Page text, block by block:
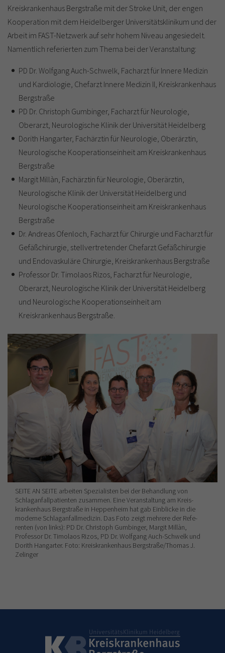
Kreiskrankenhaus Bergstraße mit der Stroke Unit, der engen
Kooperation mit dem Heidelberger Universitätsklinikum und der
Arbeit im FAST-Netzwerk auf sehr hohem Niveau angesiedelt.
Namentlich referierten zum Thema bei der Veranstaltung:
PD Dr. Wolfgang Auch-Schwelk, Facharzt für Innere Medizin
und Kardiologie, Chefarzt Innere Medizin II, Kreiskrankenhaus
Bergstraße
PD Dr. Christoph Gumbinger, Facharzt für Neurologie,
Oberarzt, Neurologische Klinik der Universität Heidelberg
Dorith Hangarter, Fachärztin für Neurologie, Oberärztin,
Neurologische Kooperationseinheit am Kreiskrankenhaus
Bergstraße
Margit Millàn, Fachärztin für Neurologie, Oberärztin,
Neurologische Klinik der Universität Heidelberg und
Neurologische Kooperationseinheit am Kreiskrankenhaus
Bergstraße
Dr. Andreas Ofenloch, Facharzt für Chirurgie und Facharzt für
Gefäßchirurgie, stellvertretender Chefarzt Gefäßchirurgie
und Endovaskuläre Chirurgie, Kreiskrankenhaus Bergstraße
Professor Dr. Timolaos Rizos, Facharzt für Neurologie,
Oberarzt, Neurologische Klinik der Universität Heidelberg
und Neurologische Kooperationseinheit am
Kreiskrankenhaus Bergstraße.
SEITE AN SEITE arbeiten Spezialisten bei der Behandlung von
Schlaganfallpatienten zusammen. Eine Veranstaltung am Kreis-
krankenhaus Bergstraße in Heppenheim hat gab Einblicke in die
moderne Schlaganfallmedizin. Das Foto zeigt mehrere der Refe-
renten (von links): PD Dr. Christoph Gumbinger, Margit Millàn,
Professor Dr. Timolaos Rizos, PD Dr. Wolfgang Auch-Schwelk und
Dorith Hangarter. Foto: Kreiskrankenhaus Bergstraße/Thomas J.
Zelinger